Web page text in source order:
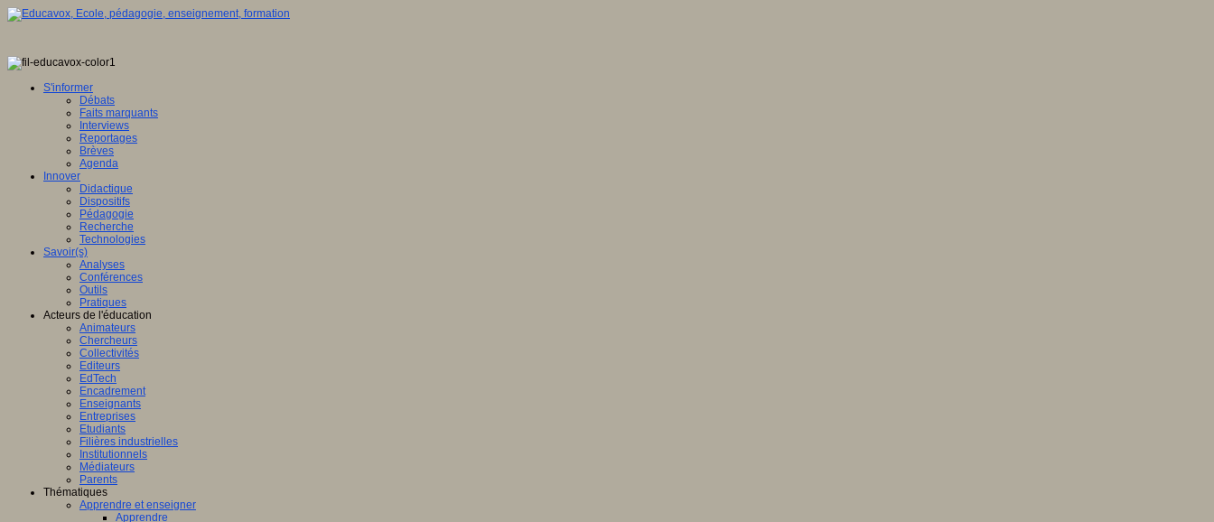
S'informer
Débats
Faits marquants
Interviews
Reportages
Brèves
Agenda
Innover
Didactique
Dispositifs
Pédagogie
Recherche
Technologies
Savoir(s)
Analyses
Conférences
Outils
Pratiques
Acteurs de l'éducation
Animateurs
Chercheurs
Collectivités
Editeurs
EdTech
Encadrement
Enseignants
Entreprises
Etudiants
Filières industrielles
Institutionnels
Médiateurs
Parents
Thématiques
Apprendre et enseigner
Apprendre